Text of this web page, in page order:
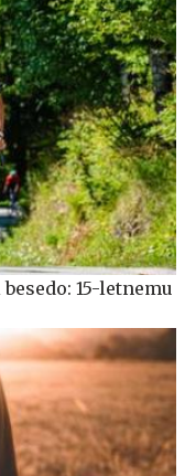
15-letnemu